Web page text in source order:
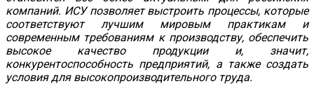
компаний. ИСУ позволяет выстроить процессы, которые
соответствуют лучшим мировым практикам и
современным требованиям к производству, обеспечить
высокое качество продукции и, значит,
конкурентоспособность предприятий, а также создать
условия для высокопроизводительного труда.